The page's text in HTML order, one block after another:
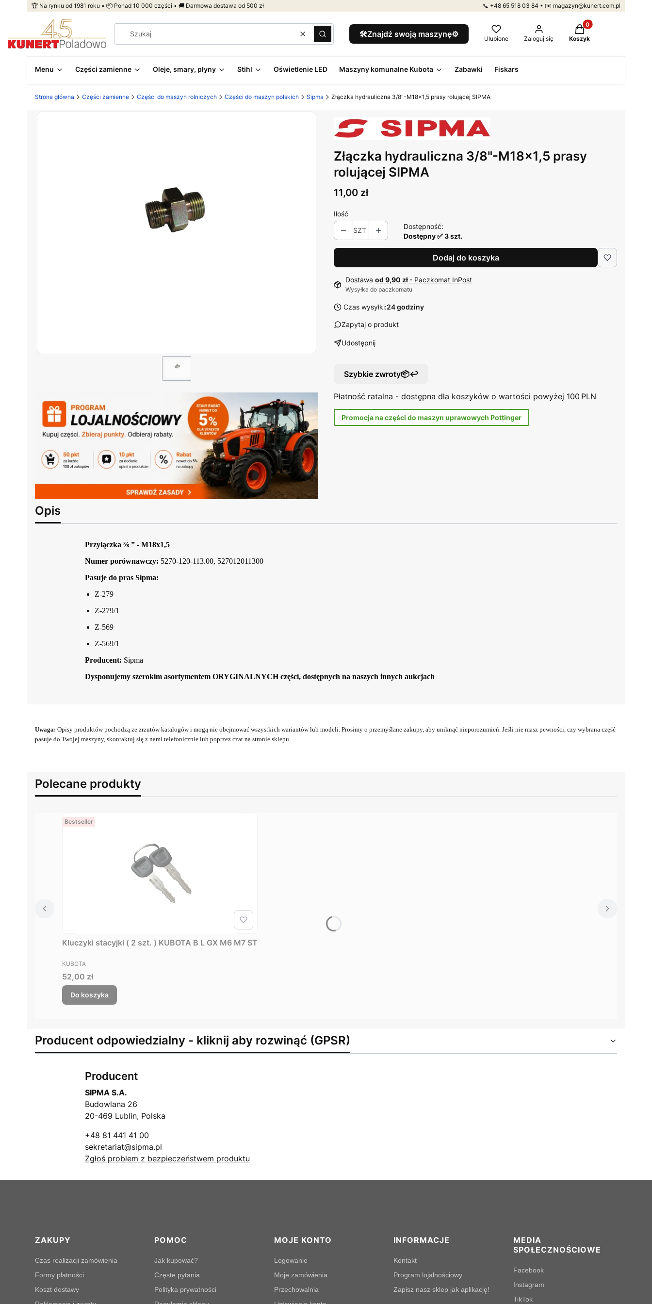
🏆 Na rynku od 1981 roku • 📦 Ponad 10 000 części • 🚚 Darmowa dostawa od 500 zł 📞 +48 65 518 03 84 • ✉️ magazyn@kunert.com.pl
WyczyśćSzukaj 🛠️Znajdź swoją maszynę⚙️ Ulubione Zaloguj się
Produkty w koszyku:
Koszyk
Menu Części zamienne Oleje, smary, płyny Stihl Oświetlenie LED Maszyny komunalne Kubota Zabawki Fiskars
Strona główna Części zamienne Części do maszyn rolniczych Części do maszyn polskich Sipma Złączka hydrauliczna 3/8"-M18x1,5 prasy rolującej SIPMA
Złączka hydrauliczna 3/8"-M18x1,5 prasy
rolującej SIPMA
Cena
11,00 zł
Ilość
SZT
Dostępność:
Dostępny ✅ 3 szt.
Dodaj do koszyka
Dostawa od 9,90 zł - Paczkomat InPost
Wysyłka do paczkomatu
Czas wysyłki:24 godziny
Zapytaj o produkt
Udostępnij
Szybkie zwroty📦↩️
Płatność ratalna - dostępna dla koszyków o wartości powyżej 100 PLN
Promocja na części do maszyn uprawowych Pottinger
Opis
Przyłączka ⅜ ” - M18x1,5
Numer porównawczy: 5270-120-113.00, 527012011300
Pasuje do pras Sipma:
Z-279
Z-279/1
Z-569
Z-569/1
Producent: Sipma
Dysponujemy szerokim asortymentem ORYGINALNYCH części, dostępnych na naszych innych aukcjach
Uwaga: Opisy produktów pochodzą ze zrzutów katalogów i mogą nie obejmować wszystkich wariantów lub modeli. Prosimy o przemyślane zakupy, aby uniknąć nieporozumień. Jeśli nie masz pewności, czy wybrana część
pasuje do Twojej maszyny, skontaktuj się z nami telefonicznie lub poprzez czat na stronie sklepu.
Polecane produkty
Bestseller
Kluczyki stacyjki ( 2 szt. ) KUBOTA B L GX M6 M7 ST
PRODUCENT
KUBOTA
Cena
52,00 zł
Do koszyka
Producent odpowiedzialny - kliknij aby rozwinąć (GPSR)
Producent
SIPMA S.A.
Budowlana 26
20-469 Lublin, Polska
+48 81 441 41 00
sekretariat@sipma.pl
Zgłoś problem z bezpieczeństwem produktu
Linki w stopce
ZAKUPY
Czas realizacji zamówienia
Formy płatności
Koszt dostawy
POMOC
Jak kupować?
Częste pytania
Polityka prywatności
MOJE KONTO
Logowanie
Moje zamówienia
Przechowalnia
INFORMACJE
Kontakt
Program lojalnościowy
Zapisz nasz sklep jak aplikację!
MEDIA
SPOŁECZNOŚCIOWE
Facebook
Instagram
TikTok